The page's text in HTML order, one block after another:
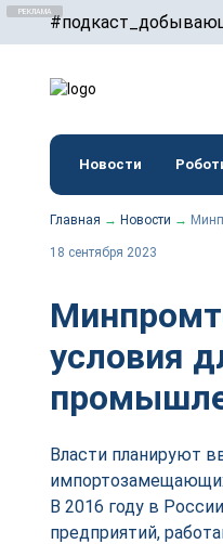
erid:
Новости
Главная → Новости →
18 сентября 2023
условия
Власти планируют
В 2016 году в
предприятий,